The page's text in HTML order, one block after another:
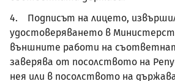
4. Подписът на лицето,
удостоверяването в
външните работи на
заверява от посолството на
нея или в посолството на